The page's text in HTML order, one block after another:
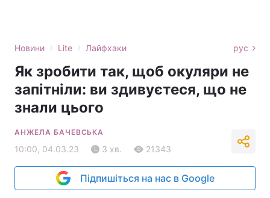
Новини › Lite › Лайфхаки рус
Як зробити так, щоб окуляри не
запітніли: ви здивуєтеся, що не
знали цього
АНЖЕЛА БАЧЕВСЬКА
10:00, 04.03.23 3 хв. 21343
Підпишіться на нас в Google